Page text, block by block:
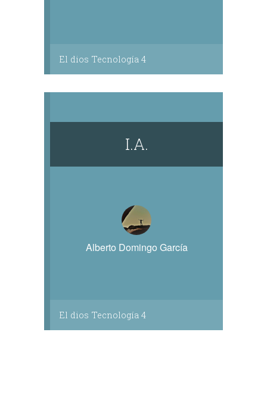
El dios Tecnología 4
I.A.
Alberto Domingo García
El dios Tecnología 4